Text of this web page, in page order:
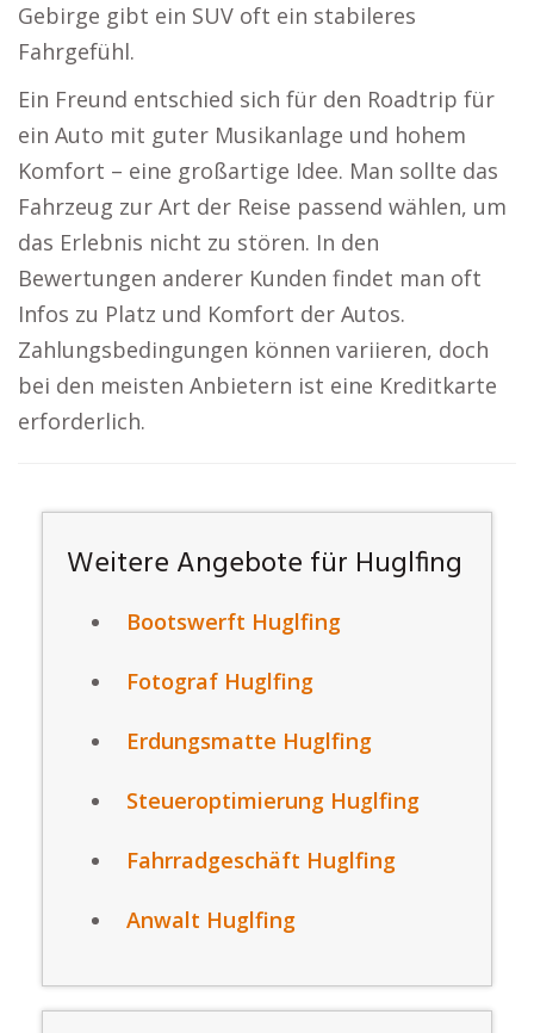
Gebirge gibt ein SUV oft ein stabileres
Fahrgefühl.
Ein Freund entschied sich für den Roadtrip für
ein Auto mit guter Musikanlage und hohem
Komfort – eine großartige Idee. Man sollte das
Fahrzeug zur Art der Reise passend wählen, um
das Erlebnis nicht zu stören. In den
Bewertungen anderer Kunden findet man oft
Infos zu Platz und Komfort der Autos.
Zahlungsbedingungen können variieren, doch
bei den meisten Anbietern ist eine Kreditkarte
erforderlich.
Weitere Angebote für Huglfing
Bootswerft Huglfing
Fotograf Huglfing
Erdungsmatte Huglfing
Steueroptimierung Huglfing
Fahrradgeschäft Huglfing
Anwalt Huglfing